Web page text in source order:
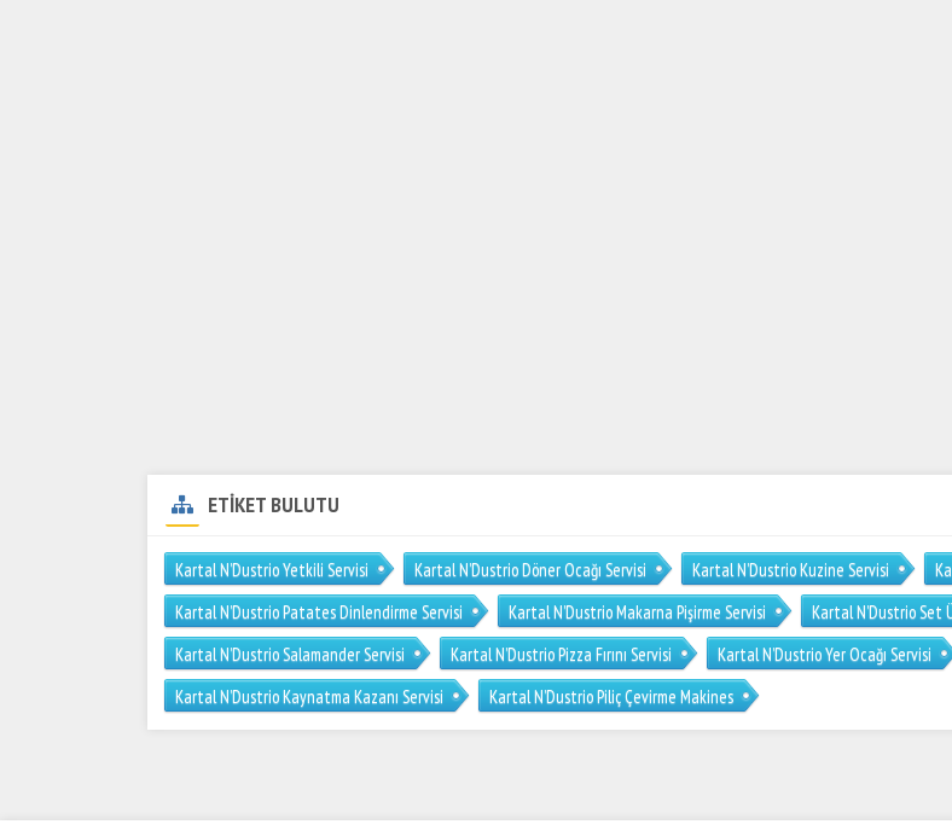
ETİKET BULUTU
Kartal N’Dustrio Yetkili Servisi Kartal N’Dustrio Döner Ocağı Servisi Kartal N’Dustrio Kuzine Servisi
Kartal N’Dustrio Patates Dinlendirme Servisi
Kartal N’Dustrio Makarna Pişirme Servisi Kartal N’Dustrio Set
Kartal N’Dustrio Salamander Servisi
Kartal N’Dustrio Pizza Fırını Servisi Kartal N’Dustrio Yer Ocağı Servisi
Kartal N’Dustrio Kaynatma Kazanı Servisi
Kartal N’Dustrio Piliç Çevirme Makines